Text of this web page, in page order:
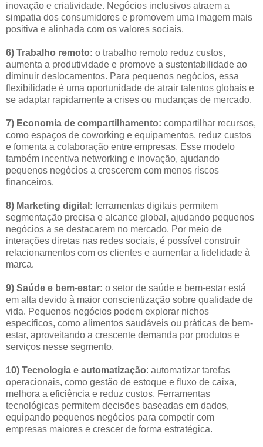
inovação e criatividade. Negócios inclusivos atraem a
simpatia dos consumidores e promovem uma imagem mais
positiva e alinhada com os valores sociais.
6) Trabalho remoto: o trabalho remoto reduz custos,
aumenta a produtividade e promove a sustentabilidade ao
diminuir deslocamentos. Para pequenos negócios, essa
flexibilidade é uma oportunidade de atrair talentos globais e
se adaptar rapidamente a crises ou mudanças de mercado.
7) Economia de compartilhamento: compartilhar recursos,
como espaços de coworking e equipamentos, reduz custos
e fomenta a colaboração entre empresas. Esse modelo
também incentiva networking e inovação, ajudando
pequenos negócios a crescerem com menos riscos
financeiros.
8) Marketing digital: ferramentas digitais permitem
segmentação precisa e alcance global, ajudando pequenos
negócios a se destacarem no mercado. Por meio de
interações diretas nas redes sociais, é possível construir
relacionamentos com os clientes e aumentar a fidelidade à
marca.
9) Saúde e bem-estar: o setor de saúde e bem-estar está
em alta devido à maior conscientização sobre qualidade de
vida. Pequenos negócios podem explorar nichos
específicos, como alimentos saudáveis ou práticas de bem-
estar, aproveitando a crescente demanda por produtos e
serviços nesse segmento.
10) Tecnologia e automatização: automatizar tarefas
operacionais, como gestão de estoque e fluxo de caixa,
melhora a eficiência e reduz custos. Ferramentas
tecnológicas permitem decisões baseadas em dados,
equipando pequenos negócios para competir com
empresas maiores e crescer de forma estratégica.